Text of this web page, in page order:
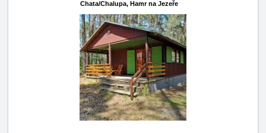
Chata/Chalupa, Hamr na Jezeře